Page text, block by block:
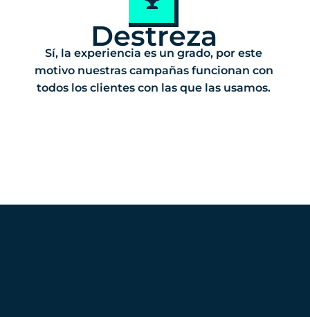
Destreza
Sí, la experiencia es un grado, por este
motivo nuestras campañas funcionan con
todos los clientes con las que las usamos.